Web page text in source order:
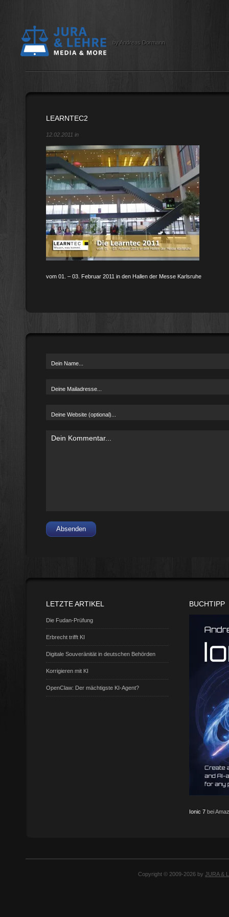
by Andreas Dormann
LEARNTEC2
12.02.2011 in
vom 01. – 03. Februar 2011 in den Hallen der Messe Karlsruhe
Absenden
LETZTE ARTIKEL
Die Fudan-Prüfung
Erbrecht trifft KI
Digitale Souveränität in deutschen Behörden
Korrigieren mit KI
OpenClaw: Der mächtigste KI-Agent?
BUCHTIPP
Ionic 7 bei
Copyright © 2009-2026 by JURA &